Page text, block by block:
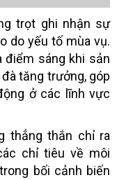
trọt ghi nhận sự
do yếu tố mùa vụ.
điểm sáng khi sản
tăng trưởng, góp
ở các lĩnh vực
thẳng thắn chỉ ra
chỉ tiêu về môi
bối cảnh biến